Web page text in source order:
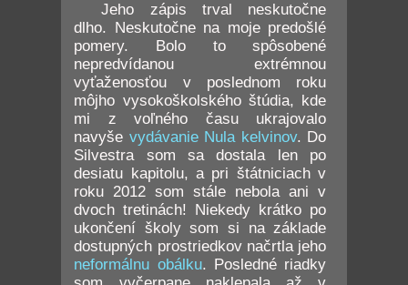
Jeho zápis trval neskutočne
dlho. Neskutočne na moje predošlé
pomery. Bolo to spôsobené
nepredvídanou extrémnou
vyťaženosťou v poslednom roku
môjho vysokoškolského štúdia, kde
mi z voľného času ukrajovalo
navyše vydávanie Nula kelvinov. Do
Silvestra som sa dostala len po
desiatu kapitolu, a pri štátniciach v
roku 2012 som stále nebola ani v
dvoch tretinách! Niekedy krátko po
ukončení školy som si na základe
dostupných prostriedkov načrtla jeho
neformálnu obálku. Posledné riadky